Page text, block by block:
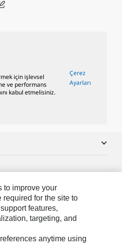
için işlevsel
ve performans
kabul etmelisiniz.
Çerez
Ayarları
Ve Iletişim
to improve your
required for the site to
features,
targeting, and
anytime using